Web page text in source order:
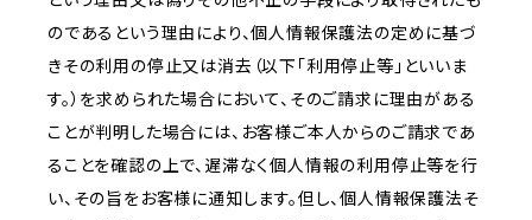
のであるという理由により、個人情報保護法の定めに基づ
きその利用の停止又は消去（以下「利用停止等」といいま
す。）を求められた場合において、そのご請求に理由がある
ことが判明した場合には、お客様ご本人からのご請求であ
ることを確認の上で、遅滞なく個人情報の利用停止等を行
い、その旨をお客様に通知します。但し、個人情報保護法そ